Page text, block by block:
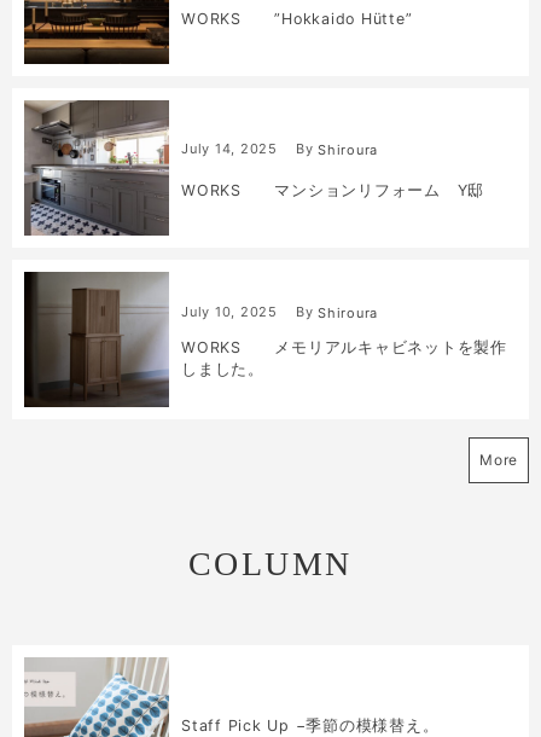
WORKS ”Hokkaido Hütte”
July 14, 2025 By Shiroura
WORKS マンションリフォーム Y邸
July 10, 2025 By Shiroura
WORKS メモリアルキャビネットを製作
しました。
More
COLUMN
Staff Pick Up −季節の模様替え。